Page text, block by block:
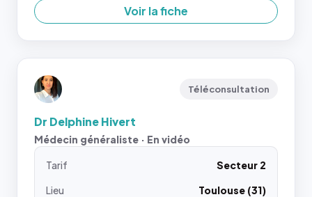
Voir la fiche
Téléconsultation
Dr Delphine Hivert
Médecin généraliste · En vidéo
Tarif
Secteur 2
Lieu
Toulouse (31)